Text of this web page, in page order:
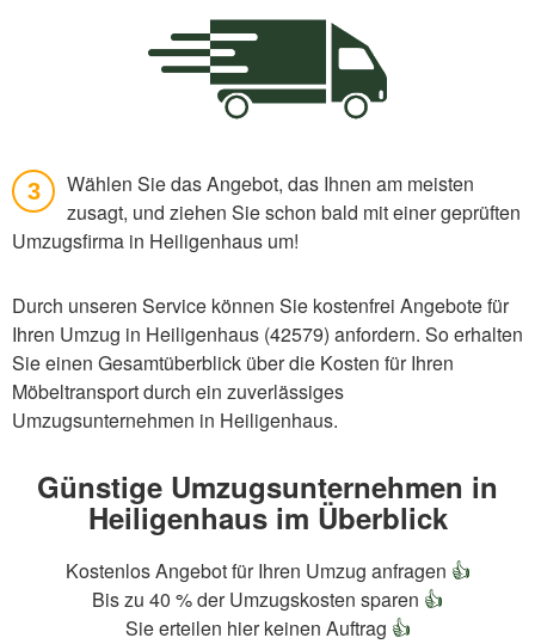
3
Wählen Sie das Angebot, das Ihnen am meisten
zusagt, und ziehen Sie schon bald mit einer geprüften
Umzugsfirma in Heiligenhaus um!
Durch unseren Service können Sie kostenfrei Angebote für
Ihren Umzug in Heiligenhaus (42579) anfordern. So erhalten
Sie einen Gesamtüberblick über die Kosten für Ihren
Möbeltransport durch ein zuverlässiges
Umzugsunternehmen in Heiligenhaus.
Günstige Umzugsunternehmen in
Heiligenhaus im Überblick
Kostenlos Angebot für Ihren Umzug anfragen 👍
Bis zu 40 % der Umzugskosten sparen 👍
Sie erteilen hier keinen Auftrag 👍